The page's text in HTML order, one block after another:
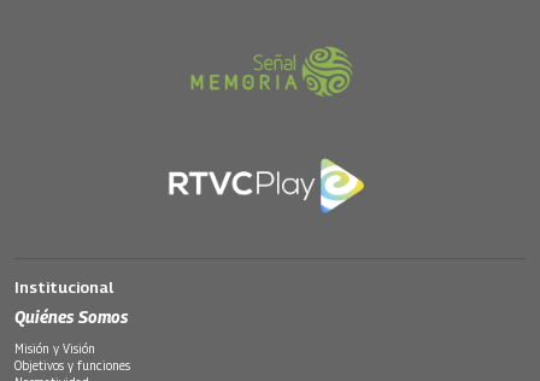
Institucional
Quiénes Somos
Misión y Visión
Objetivos y funciones